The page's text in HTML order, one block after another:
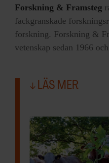
Forskning & Framsteg
fackgranskade
forskning. Forskning &
vetenskap sedan 1966
LÄS MER